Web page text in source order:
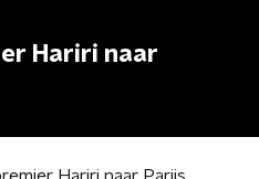
Hariri naar